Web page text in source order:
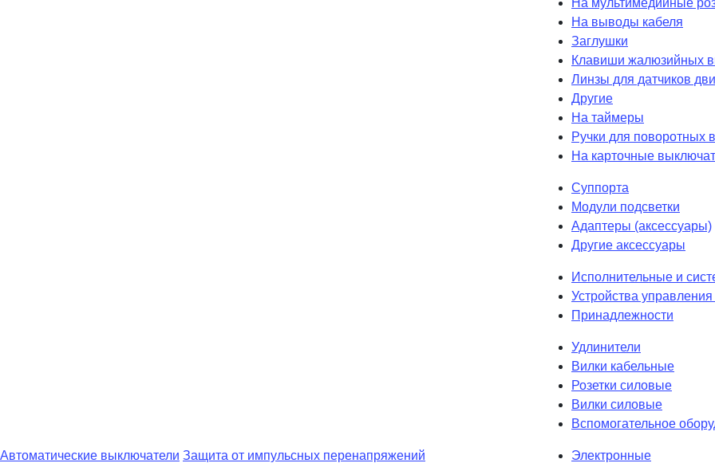
На выводы кабеля
Заглушки
Клавиши жалюзийных
Линзы для датчиков
Другие
На таймеры
Ручки для поворотных
На карточные
Суппорта
Модули подсветки
Адаптеры (аксессуары)
Другие аксессуары
Исполнительные и
Устройства управления
Принадлежности
Удлинители
Вилки кабельные
Розетки силовые
Вилки силовые
Вспомогательное
Автоматические выключатели Защита от импульсных перенапряжений
Электронные